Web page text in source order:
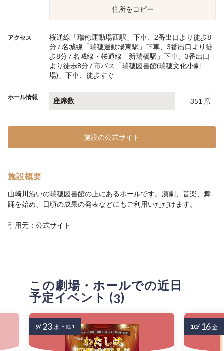
住所をコピー
アクセス
桜通線「瑞穂運動場西駅」下車、2番出口より徒歩8
分 / 名城線「瑞穂運動場東駅」下車、3番出口より徒
歩8分 / 名城線・桜通線「新瑞橋駅」下車、3番出口
より徒歩8分 / 市バス「瑞穂図書館(瑞穂文化小劇
場)」下車、徒歩すぐ
ホール情報 座席数 351 席
施設の公式サイト
施設概要
山崎川沿いの瑞穂図書館の上にあるホールです。演劇、音楽、舞
踊を始め、日頃の成果の発表などにもご利用いただけます。
引用元：公式サイト
この劇場・ホールでの近日
予定イベント (3)
9/ 23水 + 他 1 10/ 16金